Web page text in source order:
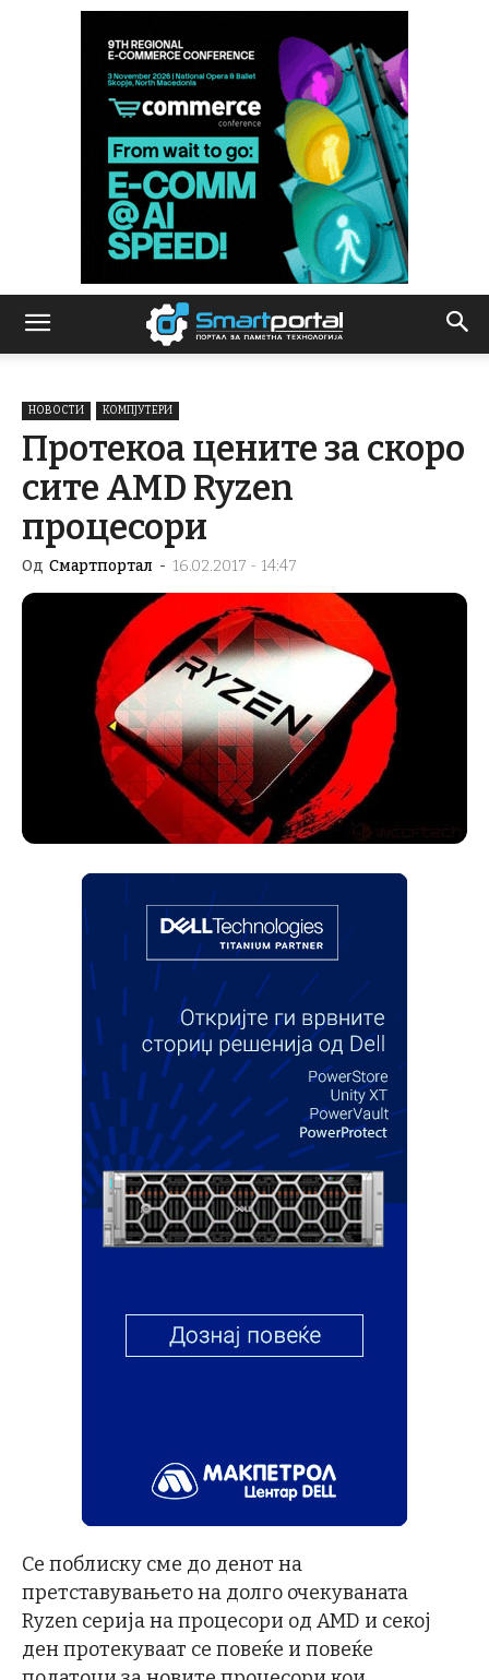
НОВОСТИ КОМПЈУТЕРИ
Протекоа цените за скоро
сите AMD Ryzen
процесори
Од Смартпортал - 16.02.2017 - 14:47
Се поблиску сме до денот на
претставувањето на долго очекуваната
Ryzen серија на процесори од AMD и секој
ден протекуваат се повеќе и повеќе